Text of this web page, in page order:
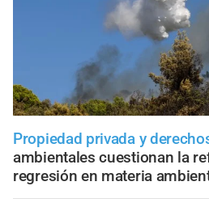
Propiedad privada y
ambientales cuestionan la
regresión en materia